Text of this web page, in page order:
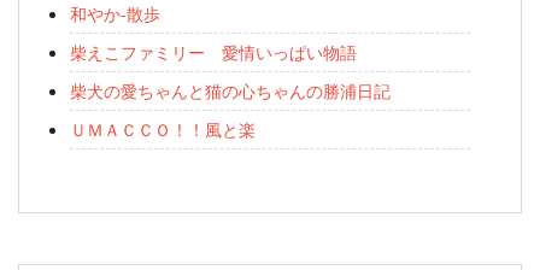
和やか-散歩
柴えこファミリー 愛情いっぱい物語
柴犬の愛ちゃんと猫の心ちゃんの勝浦日記
ＵＭＡＣＣＯ！！風と楽